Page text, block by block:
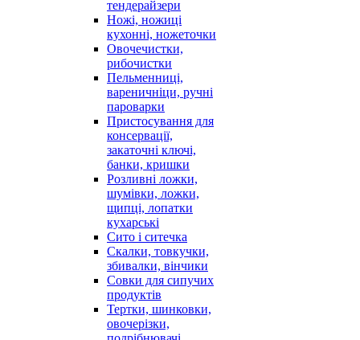
тендерайзери
Ножі, ножиці
кухонні, ножеточки
Овочечистки,
рибочистки
Пельменниці,
вареничніци, ручні
пароварки
Пристосування для
консервації,
закаточні ключі,
банки, кришки
Розливні ложки,
шумівки, ложки,
щипці, лопатки
кухарські
Сито і ситечка
Скалки, товкучки,
збивалки, вінчики
Совки для сипучих
продуктів
Тертки, шинковки,
овочерізки,